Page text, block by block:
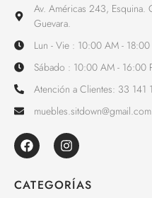
Av. Américas 243,
Guevara.
Lun - Vie : 10:00 AM - 18:00
Sábado : 10:00 AM - 16:00
Atención a Clientes: 33 141
muebles.sitdown@gmail.com
CATEGORÍAS